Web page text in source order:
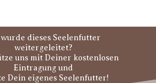
dieses Seelenfutter
weitergeleitet?
uns mit Deiner kostenlosen
Eintragung und
Dein eigenes Seelenfutter!